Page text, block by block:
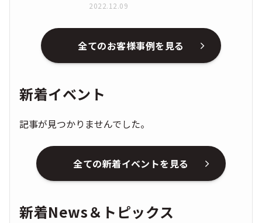
2022.12.09
全てのお客様事例を見る
新着イベント
記事が見つかりませんでした。
全ての新着イベントを見る
新着News＆トピックス